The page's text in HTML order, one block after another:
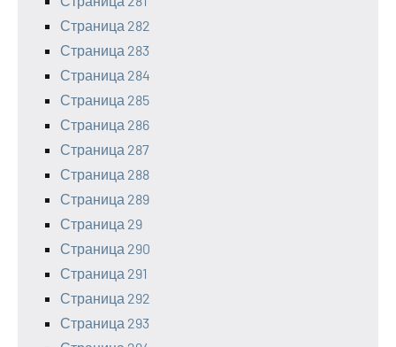
Страница 282
Страница 283
Страница 284
Страница 285
Страница 286
Страница 287
Страница 288
Страница 289
Страница 29
Страница 290
Страница 291
Страница 292
Страница 293